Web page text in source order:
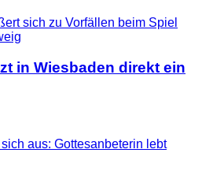
in Wiesbaden direkt ein